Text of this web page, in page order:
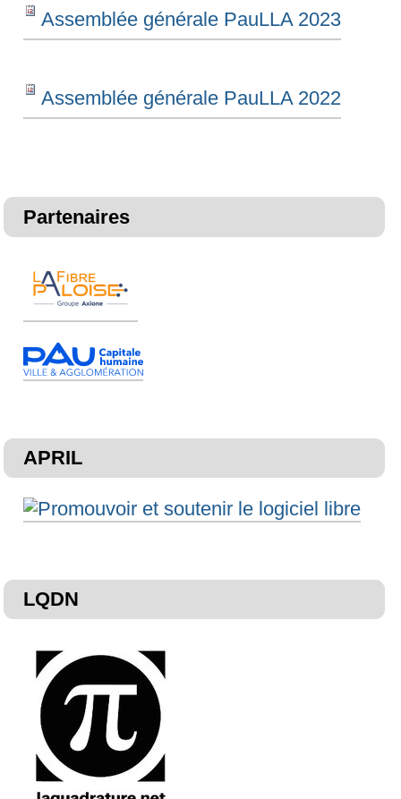
Assemblée générale PauLLA 2023
Assemblée générale PauLLA 2022
Partenaires
APRIL
LQDN